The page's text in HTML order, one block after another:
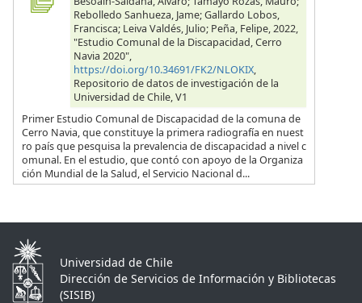
Rebolledo Sanhueza, Jame; Gallardo Lobos,
Francisca; Leiva Valdés, Julio; Peña, Felipe, 2022,
"Estudio Comunal de la Discapacidad, Cerro
Navia 2020",
https://doi.org/10.34691/FK2/NLOKIX,
Repositorio de datos de investigación de la
Universidad de Chile, V1
Primer Estudio Comunal de Discapacidad de la comuna de
Cerro Navia, que constituye la primera radiografía en nuest
ro país que pesquisa la prevalencia de discapacidad a nivel c
omunal. En el estudio, que contó con apoyo de la Organiza
ción Mundial de la Salud, el Servicio Nacional d...
Universidad de Chile
Dirección de Servicios de Información y Bibliotecas
(SISIB)